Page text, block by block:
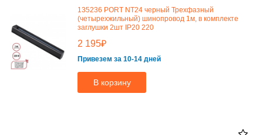
135236 PORT NT24 черный Трехфазный
(четырехжильный) шинопровод 1м, в комплекте
заглушки 2шт IP20 220
2 195₽
Привезем за 10-14 дней
В корзину